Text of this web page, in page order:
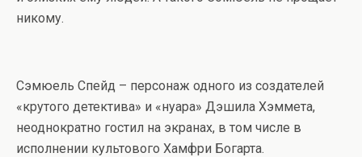
никому.
Сэмюель Спейд – персонаж одного из создателей
«крутого детектива» и «нуара» Дэшила Хэммета,
неоднократно гостил на экранах, в том числе в
исполнении культового Хамфри Богарта.